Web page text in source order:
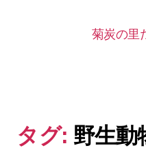
菊炭の里
タグ: 野生動